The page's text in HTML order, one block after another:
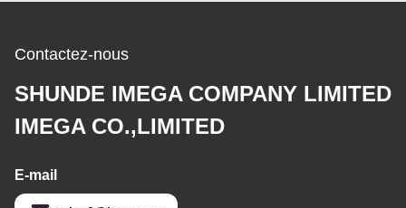
Contactez-nous
SHUNDE IMEGA COMPANY LIMITED
IMEGA CO.,LIMITED
E-mail